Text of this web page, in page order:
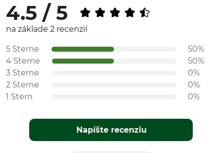
4.5 / 5
na základe 2 recenzií
5 Sterne
50%
4 Sterne
50%
3 Sterne
0%
2 Sterne
0%
1 Stern
0%
Napíšte recenziu